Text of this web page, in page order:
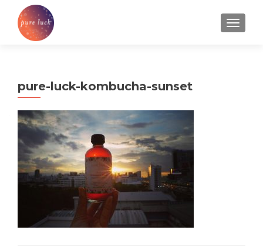
pure-luck-kombucha-sunset